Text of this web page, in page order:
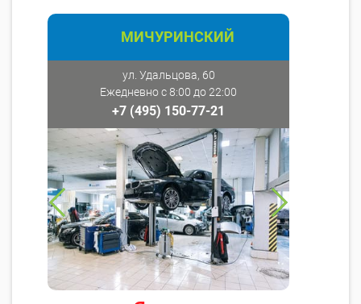
МИЧУРИНСКИЙ
ул. Удальцова, 60
Ежедневно с 8:00 до 22:00
+7 (495) 150-77-21